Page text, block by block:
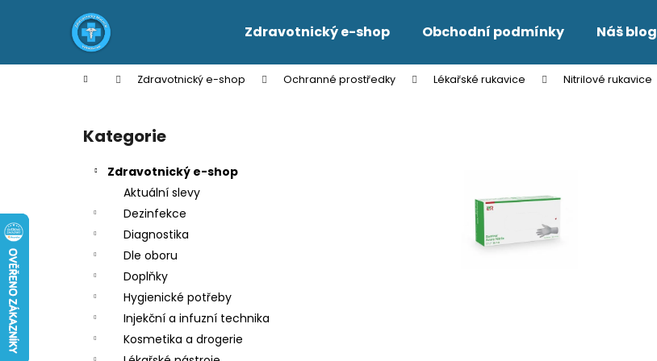
Zdravotnický e-shop Obchodní podmínky Náš blog
Domů Zdravotnický e-shop Ochranné prostředky Lékařské rukavice Nitrilové rukavice
Přeskočit
kategorie
Kategorie
Zdravotnický e-shop
Aktuální slevy
Dezinfekce
Diagnostika
Dle oboru
Doplňky
Hygienické potřeby
Injekční a infuzní technika
Kosmetika a drogerie
í
Zpět
do
Zpět
do
Co potřebujete najít?
Doporučujeme